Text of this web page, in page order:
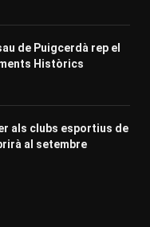
de Puigcerdà rep el
Històrics
als clubs esportius de
al setembre